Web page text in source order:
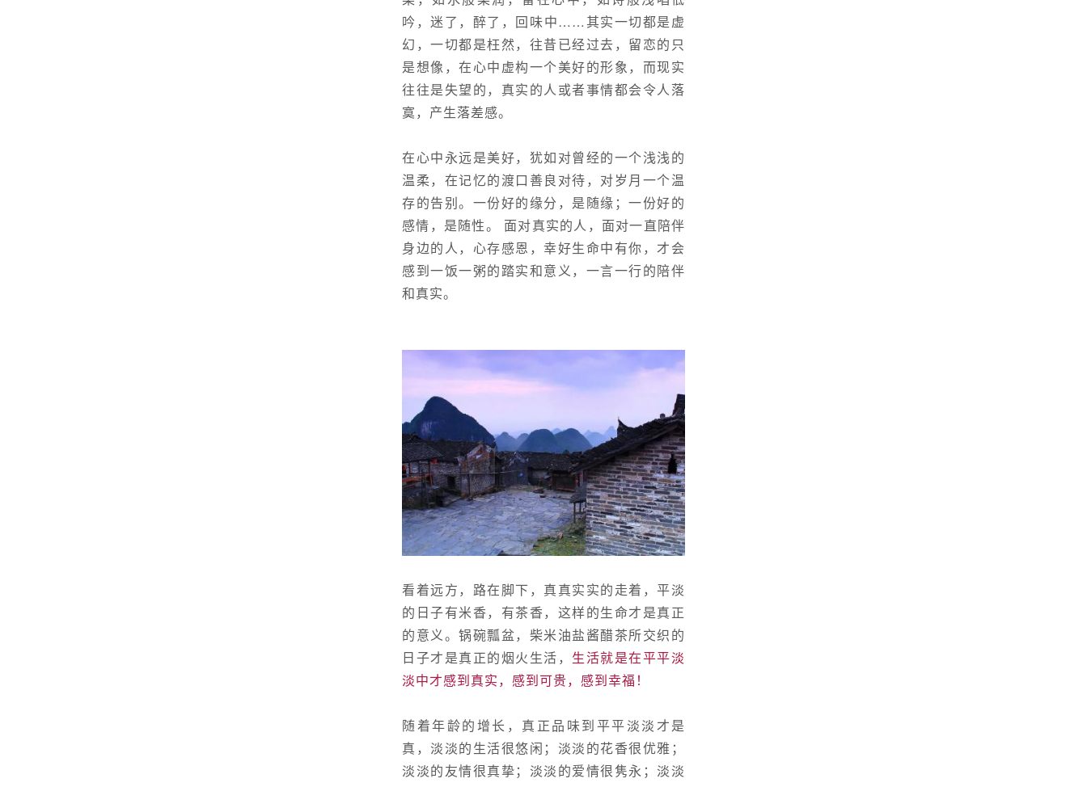
吟，迷了，醉了，回味中……其实一切都是虚
幻，一切都是枉然，往昔已经过去，留恋的只
是想像，在心中虚构一个美好的形象，而现实
往往是失望的，真实的人或者事情都会令人落
寞，产生落差感。
在心中永远是美好，犹如对曾经的一个浅浅的
温柔，在记忆的渡口善良对待，对岁月一个温
存的告别。一份好的缘分，是随缘；一份好的
感情，是随性。 面对真实的人，面对一直陪伴
身边的人，心存感恩，幸好生命中有你，才会
感到一饭一粥的踏实和意义，一言一行的陪伴
和真实。
看着远方，路在脚下，真真实实的走着，平淡
的日子有米香，有茶香，这样的生命才是真正
的意义。锅碗瓢盆，柴米油盐酱醋茶所交织的
日子才是真正的烟火生活， 生活就是在平平淡
淡中才感到真实，感到可贵，感到幸福！
随着年龄的增长，真正品味到平平淡淡才是
真，淡淡的生活很悠闲；淡淡的花香很优雅；
淡淡的友情很真挚；淡淡的爱情很隽永；淡淡